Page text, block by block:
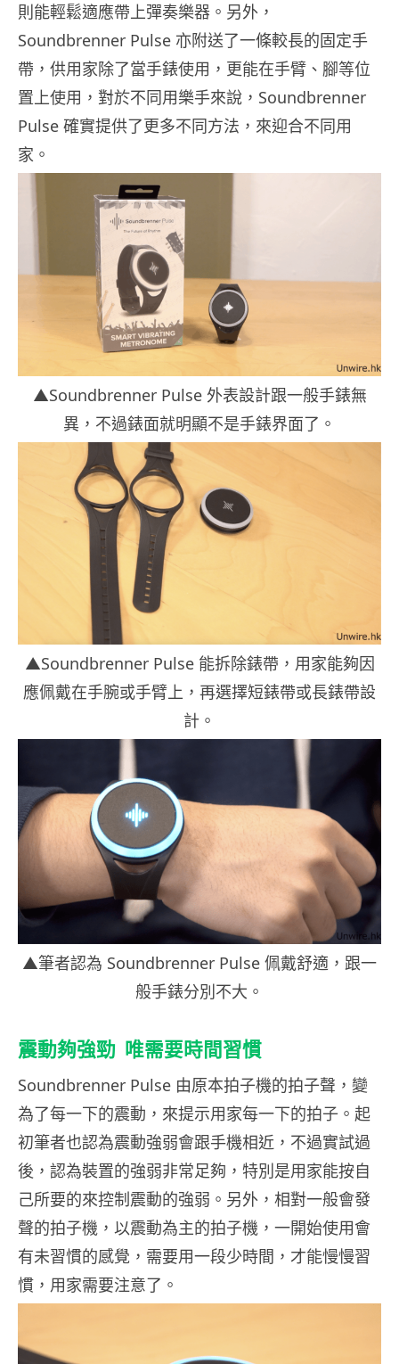
則能輕鬆適應帶上彈奏樂器。另外，
Soundbrenner Pulse 亦附送了一條較長的固定手
帶，供用家除了當手錶使用，更能在手臂、腳等位
置上使用，對於不同用樂手來說，Soundbrenner
Pulse 確實提供了更多不同方法，來迎合不同用
家。
▲Soundbrenner Pulse 外表設計跟一般手錶無
異，不過錶面就明顯不是手錶界面了。
▲Soundbrenner Pulse 能拆除錶帶，用家能夠因
應佩戴在手腕或手臂上，再選擇短錶帶或長錶帶設
計。
▲筆者認為 Soundbrenner Pulse 佩戴舒適，跟一
般手錶分別不大。
震動夠強勁 唯需要時間習慣
Soundbrenner Pulse 由原本拍子機的拍子聲，變
為了每一下的震動，來提示用家每一下的拍子。起
初筆者也認為震動強弱會跟手機相近，不過實試過
後，認為裝置的強弱非常足夠，特別是用家能按自
己所要的來控制震動的強弱。另外，相對一般會發
聲的拍子機，以震動為主的拍子機，一開始使用會
有未習慣的感覺，需要用一段少時間，才能慢慢習
慣，用家需要注意了。